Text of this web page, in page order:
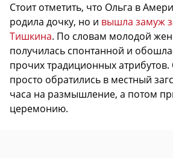
Стоит отметить, что Ольга в
родила дочку, но и вышла замуж
Тишкина. По словам молодой
получилась спонтанной и
прочих традиционных атрибутов.
просто обратились в местный
часа на размышление, а потом
церемонию.